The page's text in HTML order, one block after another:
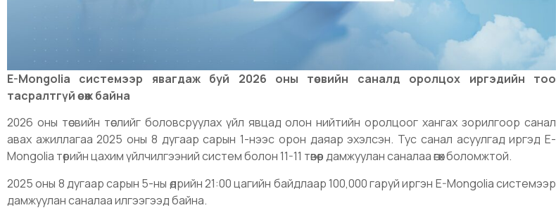
E-Mongolia системээр явагдаж буй 2026 оны төсвийн саналд оролцох иргэдийн тоо
тасралтгүй өсөж байна
2026 оны төсвийн төслийг боловсруулах үйл явцад олон нийтийн оролцоог хангах зорилгоор санал
авах ажиллагаа 2025 оны 8 дугаар сарын 1-нээс орон даяар эхэлсэн. Тус санал асуулгад иргэд E-
Mongolia төрийн цахим үйлчилгээний систем болон 11-11 төвөөр дамжуулан саналаа өгөх боломжтой.
2025 оны 8 дугаар сарын 5-ны өдрийн 21:00 цагийн байдлаар 100,000 гаруй иргэн E-Mongolia системээр
дамжуулан саналаа илгээгээд байна.